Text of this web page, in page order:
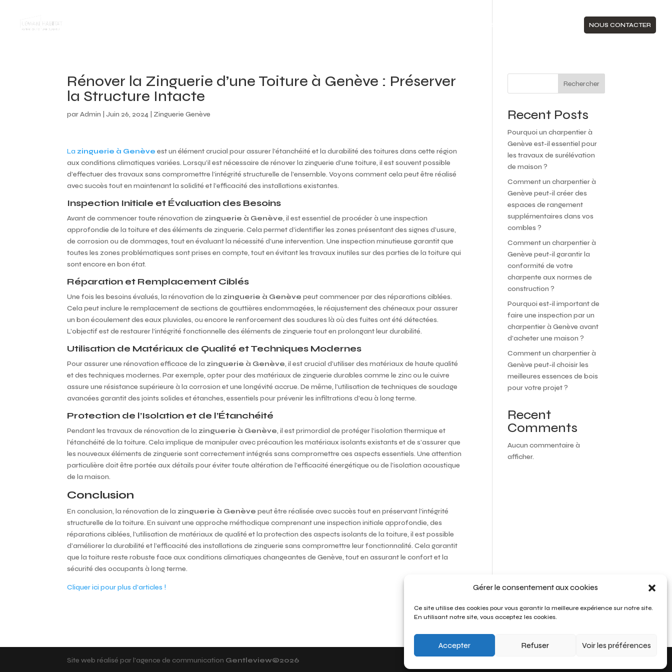
Gérer le consentement aux cookies
Ce site utilise des cookies pour vous garantir la meilleure expérience sur notre site.
En utilisant notre site, vous acceptez les cookies.
Accepter Refuser Voir les préférences
REALISATIONS NOUS CONTACTER
Rénover la Zinguerie d’une Toiture à Genève : Préserver
la Structure Intacte
parAdmin |Juin 26, 2024 Zinguerie Genève
La zinguerie à Genève est un élément crucial pour assurer l’étanchéité et la durabilité des toitures dans cette région
aux conditions climatiques variées. Lorsqu’il est nécessaire de rénover la zinguerie d’une toiture, il est souvent possible
d’effectuer des travaux sans compromettre l’intégrité structurelle de l’ensemble. Voyons comment cela peut être réalisé
avec succès tout en maintenant la solidité et l’efficacité des installations existantes.
Inspection Initiale et Évaluation des Besoins
Avant de commencer toute rénovation de zinguerie à Genève, il est essentiel de procéder à une inspection
approfondie de la toiture et des éléments de zinguerie. Cela permet d’identifier les zones présentant des signes d’usure,
de corrosion ou de dommages, tout en évaluant la nécessité d’une intervention. Une inspection minutieuse garantit que
toutes les zones problématiques sont prises en compte, tout en évitant les travaux inutiles sur des parties de la toiture qui
sont encore en bon état.
Réparation et Remplacement Ciblés
Une fois les besoins évalués, la rénovation de la zinguerie à Genève peut commencer par des réparations ciblées.
Cela peut inclure le remplacement de sections de gouttières endommagées, le réajustement des chéneaux pour assurer
un bon écoulement des eaux pluviales, ou encore le renforcement des soudures là où des fuites ont été détectées.
L’objectif est de restaurer l’intégrité fonctionnelle des éléments de zinguerie tout en prolongant leur durabilité.
Utilisation de Matériaux de Qualité et Techniques Modernes
Pour assurer une rénovation efficace de la zinguerie à Genève, il est crucial d’utiliser des matériaux de haute qualité
et des techniques modernes. Par exemple, opter pour des matériaux de zinguerie durables comme le zinc ou le cuivre
assure une résistance supérieure à la corrosion et une longévité accrue. De même, l’utilisation de techniques de soudage
avancées garantit des joints solides et étanches, essentiels pour prévenir les infiltrations d’eau à long terme.
Protection de l’Isolation et de l’Étanchéité
Pendant les travaux de rénovation de la zinguerie à Genève, il est primordial de protéger l’isolation thermique et
l’étanchéité de la toiture. Cela implique de manipuler avec précaution les matériaux isolants existants et de s’assurer que
les nouveaux éléments de zinguerie sont correctement intégrés sans compromettre ces aspects essentiels. Une attention
particulière doit être portée aux détails pour éviter toute altération de l’efficacité énergétique ou de l’isolation acoustique
de la maison.
Conclusion
En conclusion, la rénovation de la zinguerie à Genève peut être réalisée avec succès tout en préservant l’intégrité
structurelle de la toiture. En suivant une approche méthodique comprenant une inspection initiale approfondie, des
réparations ciblées, l’utilisation de matériaux de qualité et la protection des aspects isolants de la toiture, il est possible
d’améliorer la durabilité et l’efficacité des installations de zinguerie sans compromettre leur fonctionnalité. Cela garantit
que la toiture reste robuste face aux conditions climatiques changeantes de Genève, tout en assurant le confort et la
sécurité des occupants à long terme.
Cliquer ici pour plus d’articles !
Rechercher
Recent Posts
Pourquoi un charpentier à
Genève est-il essentiel pour
les travaux de surélévation
de maison ?
Comment un charpentier à
Genève peut-il créer des
espaces de rangement
supplémentaires dans vos
combles ?
Comment un charpentier à
Genève peut-il garantir la
conformité de votre
charpente aux normes de
construction ?
Pourquoi est-il important de
faire une inspection par un
charpentier à Genève avant
d’acheter une maison ?
Comment un charpentier à
Genève peut-il choisir les
meilleures essences de bois
pour votre projet ?
Recent
Comments
Aucun commentaire à
afficher.
Site web réalisé par l'agence de communication Gentleview©2026